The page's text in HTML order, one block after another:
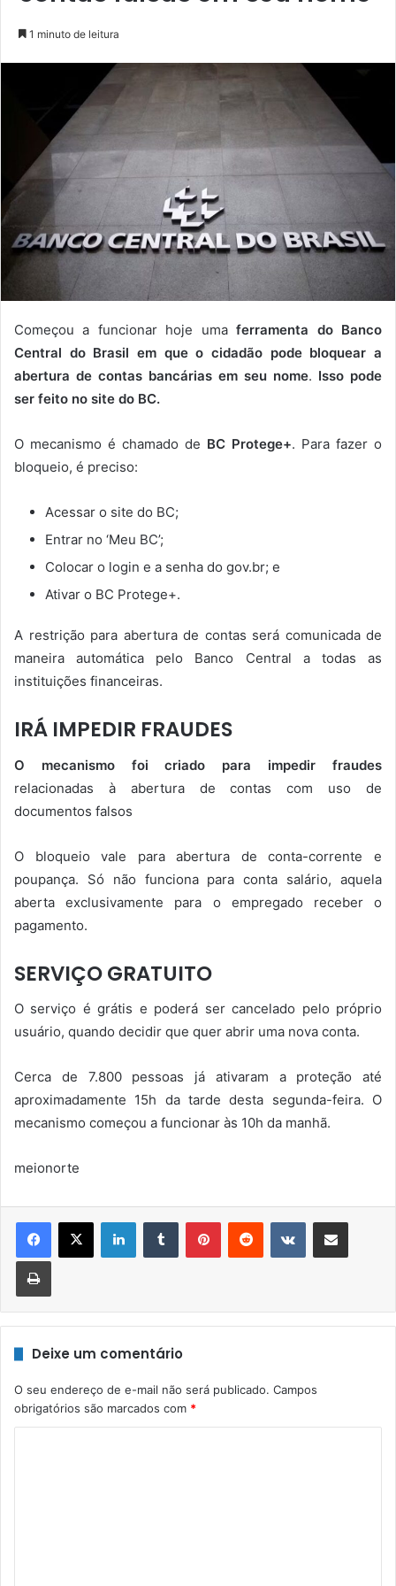
1 minuto de leitura
Começou a funcionar hoje umaferramenta do Banco
Central do Brasil em que o cidadão pode bloquear a
abertura de contas bancárias em seu nome. Isso pode
ser feito no site do BC.
O mecanismo é chamado de BC Protege+. Para fazer o
bloqueio, é preciso:
Acessar o site do BC;
Entrar no ‘Meu BC’;
Colocar o login e a senha do gov.br; e
Ativar o BC Protege+.
A restrição para abertura de contas será comunicada de
maneira automática pelo Banco Central a todas as
instituições financeiras.
IRÁ IMPEDIR FRAUDES
O mecanismo foi criado para impedir fraudes
relacionadas à abertura de contas com uso de
documentos falsos
O bloqueio vale para abertura de conta-corrente e
poupança. Só não funciona para conta salário, aquela
aberta exclusivamente para o empregado receber o
pagamento.
SERVIÇO GRATUITO
O serviço é grátis e poderá ser cancelado pelo próprio
usuário, quando decidir que quer abrir uma nova conta.
Cerca de 7.800 pessoas já ativaram a proteção até
aproximadamente 15h da tarde desta segunda-feira. O
mecanismo começou a funcionar às 10h da manhã.
meionorte
LinkedinTumblr PinterestReddit VK Compartilhar via e-mail
Imprimir
Deixe um comentário
O seu endereço de e-mail não será publicado. Campos
obrigatórios são marcados com *